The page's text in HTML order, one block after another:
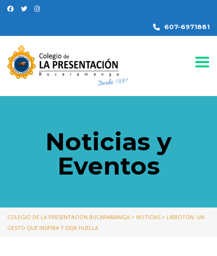
607-6971881
Noticias y
Eventos
COLEGIO DE LA PRESENTACIÓN BUCARAMANGA > NOTICIAS > LIBROTÓN: UN
GESTO QUE INSPIRA Y DEJA HUELLA